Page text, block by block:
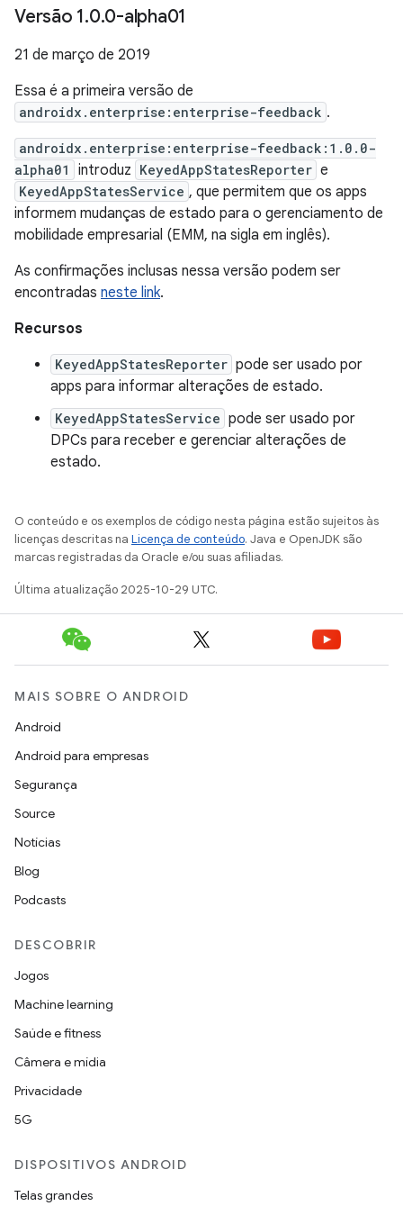
Versão 1.0.0-alpha01
21 de março de 2019
Essa é a primeira versão de
androidx.enterprise:enterprise-feedback .
androidx.enterprise:enterprise-feedback:1.0.0-
alpha01
introduz KeyedAppStatesReporter e
KeyedAppStatesService , que permitem que os apps
informem mudanças de estado para o gerenciamento de
mobilidade empresarial (EMM, na sigla em inglês).
As confirmações inclusas nessa versão podem ser
encontradas neste link.
Recursos
KeyedAppStatesReporter pode ser usado por
apps para informar alterações de estado.
KeyedAppStatesService pode ser usado por
DPCs para receber e gerenciar alterações de
estado.
O conteúdo e os exemplos de código nesta página estão sujeitos às
licenças descritas na Licença de conteúdo. Java e OpenJDK são
marcas registradas da Oracle e/ou suas afiliadas.
Última atualização 2025-10-29 UTC.
MAIS SOBRE O ANDROID
Android
Android para empresas
Segurança
Source
Notícias
Blog
Podcasts
DESCOBRIR
Jogos
Machine learning
Saúde e fitness
Câmera e mídia
Privacidade
5G
DISPOSITIVOS ANDROID
Telas grandes